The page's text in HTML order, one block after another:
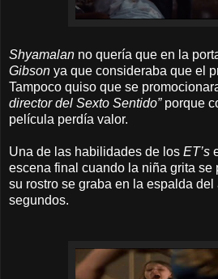
Shyamalan no quería que en la
Gibson ya que consideraba que el
Tampoco quiso que se
director del Sexto Sentido” porque
película perdía valor.
Una de las habilidades de los ET’s
escena final cuando la niña grita se
su rostro se graba en la espalda
segundos.